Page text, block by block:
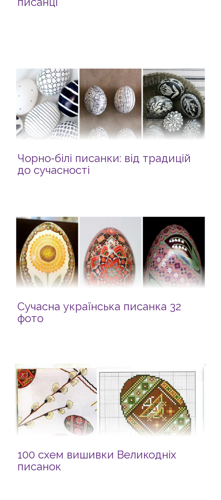
Чорно-білі писанки: від традицій
до сучасності
Сучасна українська писанка 32
фото
100 схем вишивки Великодніх
писанок